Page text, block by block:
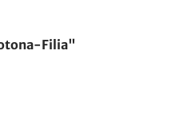
Filia"